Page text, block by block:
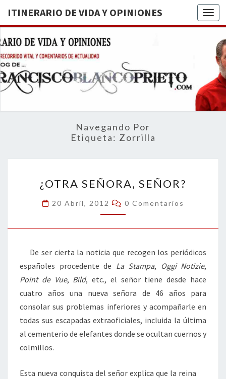
ITINERARIO DE VIDA Y OPINIONES
DE
BREVE
RECORRIDO
VITAL Y
ACTUALIDAD
Navegando Por
Etiqueta: Zorrilla
SEÑORA,
SEÑOR?
¿OTRA SEÑORA, SEÑOR?
20 Abril, 2012 Comentarios
0 Comentarios
De ser cierta la noticia que recogen los periódicos
españoles procedente de La Stampa, Oggi Notizie,
Point de Vue, Bild, etc., el señor tiene desde hace
cuatro años una nueva señora de 46 años para
consolar sus problemas inferiores y acompañarle en
todas sus escapadas extraoficiales, incluida la última
al cementerio de elefantes donde se ocultan cuernos y
colmillos.
Esta nueva conquista del señor explica que la reina